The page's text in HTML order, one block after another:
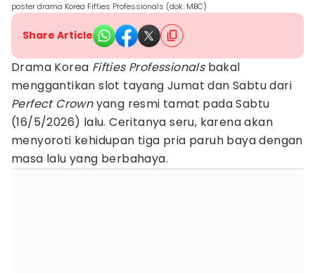
poster drama Korea Fifties Professionals (dok. MBC)
Share Article
Drama Korea Fifties Professionals bakal
menggantikan slot tayang Jumat dan Sabtu dari
Perfect Crownyang resmi tamat pada Sabtu
(16/5/2026) lalu. Ceritanya seru, karena akan
menyoroti kehidupan tiga pria paruh baya dengan
masa lalu yang berbahaya.